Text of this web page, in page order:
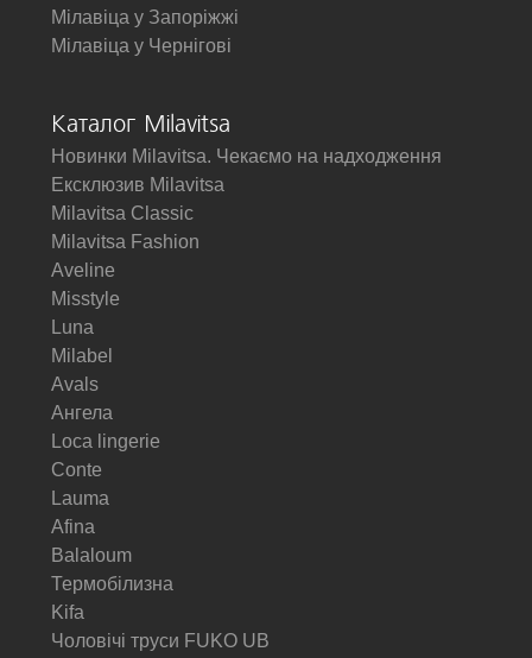
Мілавіца у Запоріжжі
Мілавіца у Чернігові
Каталог Milavitsa
Новинки Milavitsa. Чекаємо на надходження
Ексклюзив Milavitsa
Milavitsa Classic
Milavitsa Fashion
Aveline
Misstyle
Luna
Milabel
Avals
Ангела
Loca lingerie
Conte
Lauma
Afina
Balaloum
Термобілизна
Kifa
Чоловічі труси FUKO UB